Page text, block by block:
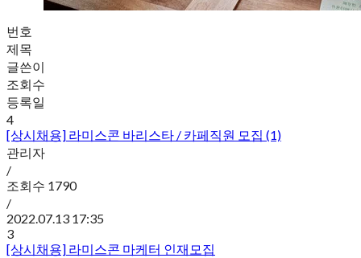
번호
제목
글쓴이
조회수
등록일
4
[상시채용] 라미스콘 바리스타 / 카페직원 모집 (1)
관리자
/
조회수 1790
/
2022.07.13 17:35
3
[상시채용] 라미스콘 마케터 인재모집